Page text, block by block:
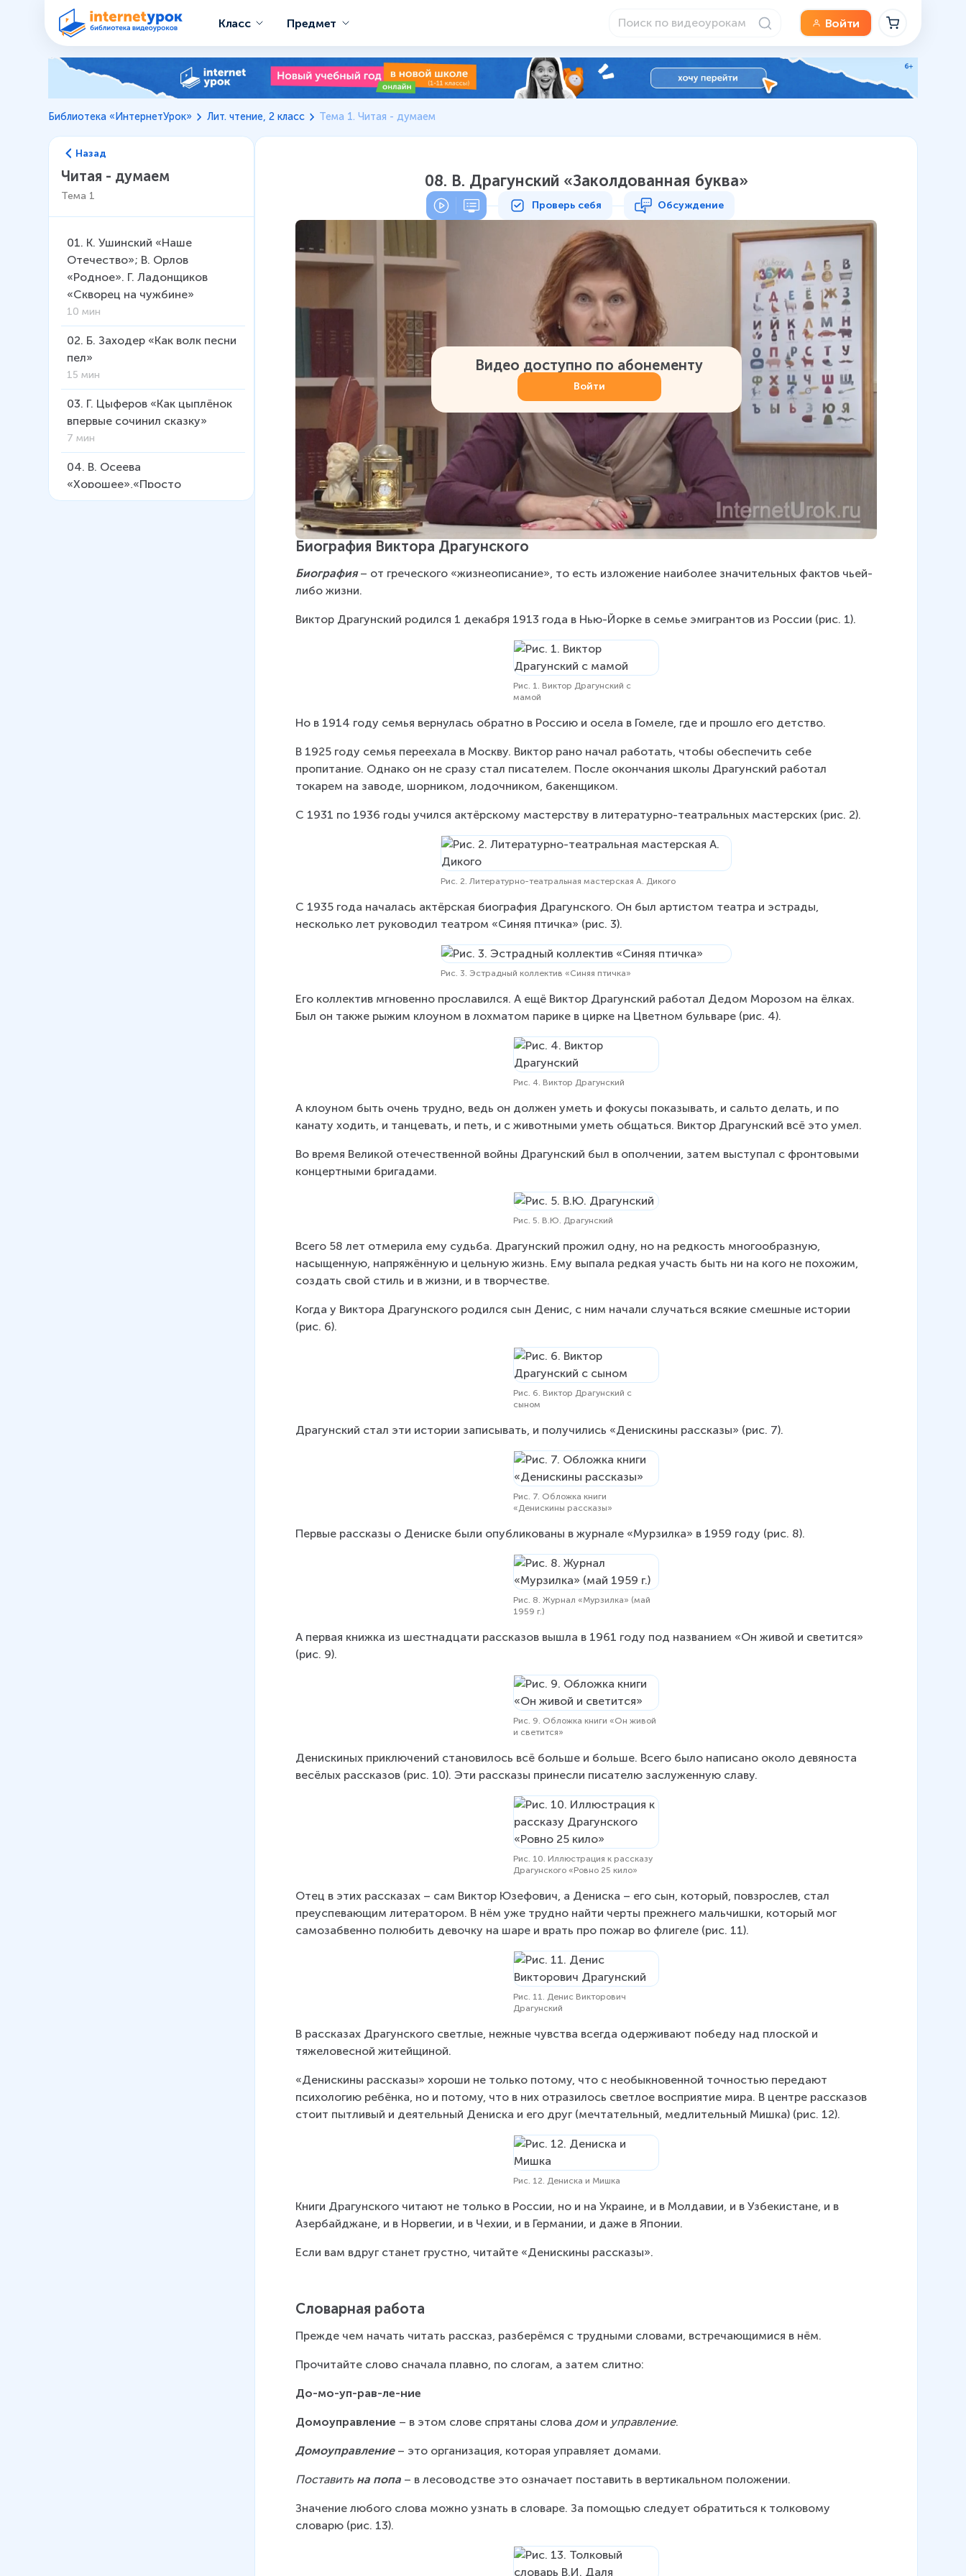
Класс Предмет Войти
Библиотека «ИнтернетУрок» Лит. чтение, 2 класс Тема 1. Читая - думаем
Назад
Читая - думаем
Тема 1
01. К. Ушинский «Наше
Отечество»; В. Орлов
«Родное». Г. Ладонщиков
«Скворец на чужбине»
10 мин
02. Б. Заходер «Как волк песни
пел»
15 мин
03. Г. Цыферов «Как цыплёнок
впервые сочинил сказку»
7 мин
04. В. Осеева
«Хорошее»,«Просто
старушка»
08. В. Драгунский «Заколдованная буква»
Проверь себя Обсуждение
Видео доступно по абонементу
Войти
Биография Виктора Драгунского
Биография – от греческого «жизнеописание», то есть изложение наиболее значительных фактов чьей-
либо жизни.
Виктор Драгунский родился 1 декабря 1913 года в Нью-Йорке в семье эмигрантов из России (рис. 1).
Рис. 1. Виктор Драгунский с
мамой
Но в 1914 году семья вернулась обратно в Россию и осела в Гомеле, где и прошло его детство.
В 1925 году семья переехала в Москву. Виктор рано начал работать, чтобы обеспечить себе
пропитание. Однако он не сразу стал писателем. После окончания школы Драгунский работал
токарем на заводе, шорником, лодочником, бакенщиком.
С 1931 по 1936 годы учился актёрскому мастерству в литературно-театральных мастерских (рис. 2).
Рис. 2. Литературно-театральная мастерская А. Дикого
С 1935 года началась актёрская биография Драгунского. Он был артистом театра и эстрады,
несколько лет руководил театром «Синяя птичка» (рис. 3).
Рис. 3. Эстрадный коллектив «Синяя птичка»
Его коллектив мгновенно прославился. А ещё Виктор Драгунский работал Дедом Морозом на ёлках.
Был он также рыжим клоуном в лохматом парике в цирке на Цветном бульваре (рис. 4).
Рис. 4. Виктор Драгунский
А клоуном быть очень трудно, ведь он должен уметь и фокусы показывать, и сальто делать, и по
канату ходить, и танцевать, и петь, и с животными уметь общаться. Виктор Драгунский всё это умел.
Во время Великой отечественной войны Драгунский был в ополчении, затем выступал с фронтовыми
концертными бригадами.
Рис. 5. В.Ю. Драгунский
Всего 58 лет отмерила ему судьба. Драгунский прожил одну, но на редкость многообразную,
насыщенную, напряжённую и цельную жизнь. Ему выпала редкая участь быть ни на кого не похожим,
создать свой стиль и в жизни, и в творчестве.
Когда у Виктора Драгунского родился сын Денис, с ним начали случаться всякие смешные истории
(рис. 6).
Рис. 6. Виктор Драгунский с
сыном
Драгунский стал эти истории записывать, и получились «Денискины рассказы» (рис. 7).
Рис. 7. Обложка книги
«Денискины рассказы»
Первые рассказы о Дениске были опубликованы в журнале «Мурзилка» в 1959 году (рис. 8).
Рис. 8. Журнал «Мурзилка» (май
1959 г.)
А первая книжка из шестнадцати рассказов вышла в 1961 году под названием «Он живой и светится»
(рис. 9).
Рис. 9. Обложка книги «Он живой
и светится»
Денискиных приключений становилось всё больше и больше. Всего было написано около девяноста
весёлых рассказов (рис. 10). Эти рассказы принесли писателю заслуженную славу.
Рис. 10. Иллюстрация к рассказу
Драгунского «Ровно 25 кило»
Отец в этих рассказах – сам Виктор Юзефович, а Дениска – его сын, который, повзрослев, стал
преуспевающим литератором. В нём уже трудно найти черты прежнего мальчишки, который мог
самозабвенно полюбить девочку на шаре и врать про пожар во флигеле (рис. 11).
Рис. 11. Денис Викторович
Драгунский
В рассказах Драгунского светлые, нежные чувства всегда одерживают победу над плоской и
тяжеловесной житейщиной.
«Денискины рассказы» хороши не только потому, что с необыкновенной точностью передают
психологию ребёнка, но и потому, что в них отразилось светлое восприятие мира. В центре рассказов
стоит пытливый и деятельный Дениска и его друг (мечтательный, медлительный Мишка) (рис. 12).
Рис. 12. Дениска и Мишка
Книги Драгунского читают не только в России, но и на Украине, и в Молдавии, и в Узбекистане, и в
Азербайджане, и в Норвегии, и в Чехии, и в Германии, и даже в Японии.
Если вам вдруг станет грустно, читайте «Денискины рассказы».
Словарная работа
Прежде чем начать читать рассказ, разберёмся с трудными словами, встречающимися в нём.
Прочитайте слово сначала плавно, по слогам, а затем слитно:
До-мо-уп-рав-ле-ние
Домоуправление – в этом слове спрятаны слова дом и управление.
Домоуправление – это организация, которая управляет домами.
Поставить на попа – в лесоводстве это означает поставить в вертикальном положении.
Значение любого слова можно узнать в словаре. За помощью следует обратиться к толковому
словарю (рис. 13).